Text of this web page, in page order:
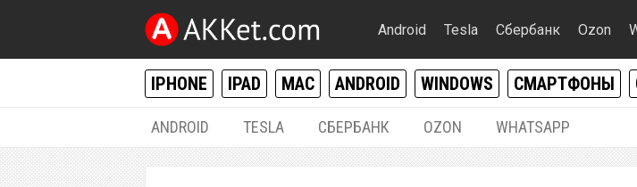
Android Tesla Сбербанк Ozon
IPHONE IPAD MAC ANDROID WINDOWS СМАРТФОНЫ
ANDROID TESLA СБЕРБАНК OZON WHATSAPP